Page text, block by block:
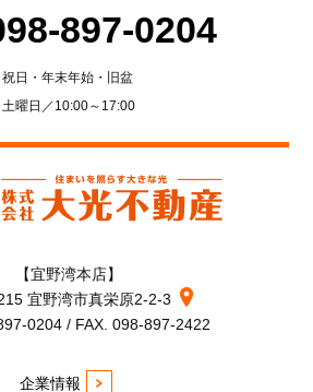
897-0204
祝日・年末年始・旧盆
土曜日／10:00～17:00
【宜野湾本店】
宜野湾市真栄原2-2-3
0204 / FAX. 098-897-2422
企業情報